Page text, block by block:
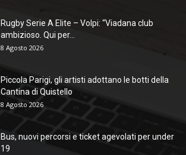
Rugby Serie A Elite – Volpi: “Viadana club
ambizioso. Qui per...
8 Agosto 2026
Piccola Parigi, gli artisti adottano le botti della
Cantina di Quistello
8 Agosto 2026
Bus, nuovi percorsi e ticket agevolati per under
19